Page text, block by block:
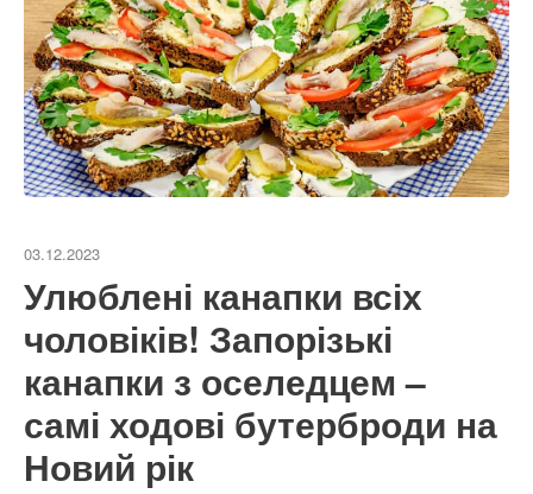
03.12.2023
Улюблені канапки всіх
чоловіків! Запорізькі
канапки з оселедцем –
самі ходові бутерброди на
Новий рік